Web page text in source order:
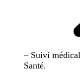
– Suivi
Santé.